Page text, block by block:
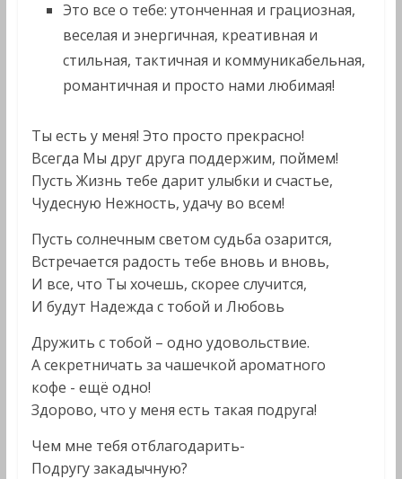
Это все о тебе: утонченная и грациозная,
веселая и энергичная, креативная и
стильная, тактичная и коммуникабельная,
романтичная и просто нами любимая!
Ты есть у меня! Это просто прекрасно!
Всегда Mы друг друга поддержим, поймем!
Пусть Жизнь тебе дарит улыбки и счастье,
Чудесную Нежность, удачу во всем!
Пусть солнечным светом судьба озарится,
Встречается радость тебе вновь и вновь,
И все, что Ты хочешь, скорее случится,
И будут Надежда с тобой и Любовь
Дружить с тобой – одно удовольствие.
А секретничать за чашечкой ароматного
кофе - ещё одно!
Здорово, что у меня есть такая подруга!
Чем мне тебя отблагодарить-
Подругу закадычную?